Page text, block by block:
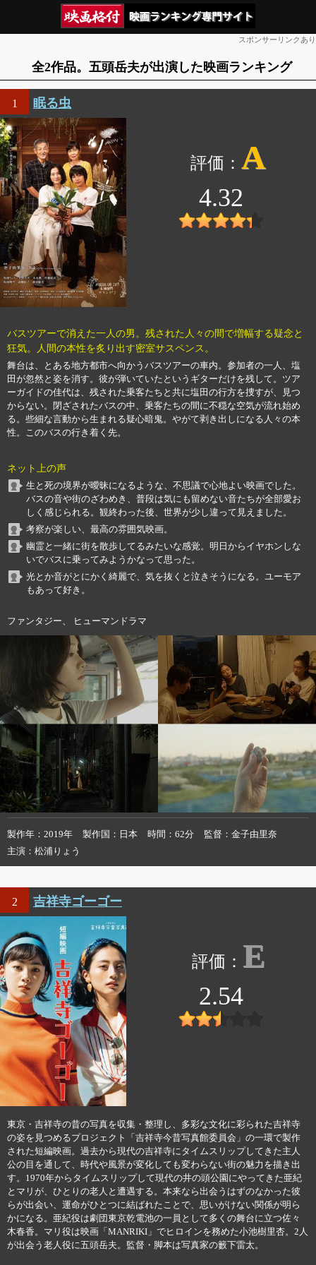
スポンサーリンクあり
全2作品。五頭岳夫が出演した映画ランキング
1 眠る虫
A
4.32
バスツアーで消えた一人の男。残された人々の間で増幅する疑念と
狂気。人間の本性を炙り出す密室サスペンス。
舞台は、とある地方都市へ向かうバスツアーの車内。参加者の一人、塩
田が忽然と姿を消す。彼が弾いていたというギターだけを残して。ツア
ーガイドの佳代は、残された乗客たちと共に塩田の行方を捜すが、見つ
からない。閉ざされたバスの中、乗客たちの間に不穏な空気が流れ始め
る。些細な言動から生まれる疑心暗鬼。やがて剥き出しになる人々の本
性。このバスの行き着く先。
ネット上の声
生と死の境界が曖昧になるような、不思議で心地よい映画でした。
バスの音や街のざわめき、普段は気にも留めない音たちが全部愛お
しく感じられる。観終わった後、世界が少し違って見えました。
考察が楽しい、最高の雰囲気映画。
幽霊と一緒に街を散歩してるみたいな感覚。明日からイヤホンしな
いでバスに乗ってみようかなって思った。
光とか音がとにかく綺麗で、気を抜くと泣きそうになる。ユーモア
もあって好き。
ファンタジー、 ヒューマンドラマ
製作年 2019年 製作国 日本 時間 62分 監督
金子由里奈
主演
松浦りょう
2 吉祥寺ゴーゴー
E
2.54
東京・吉祥寺の昔の写真を収集・整理し、多彩な文化に彩られた吉祥寺
の姿を見つめるプロジェクト「吉祥寺今昔写真館委員会」の一環で製作
された短編映画。過去から現代の吉祥寺にタイムスリップしてきた主人
公の目を通して、時代や風景が変化しても変わらない街の魅力を描き出
す。1970年からタイムスリップして現代の井の頭公園にやってきた亜紀
とマリが、ひとりの老人と遭遇する。本来なら出会うはずのなかった彼
らが出会い、運命がひとつに結ばれたことで、思いがけない関係が明ら
かになる。亜紀役は劇団東京乾電池の一員として多くの舞台に立つ佐々
木春香。マリ役は映画「MANRIKI」でヒロインを務めた小池樹里杏。2人
が出会う老人役に五頭岳夫。監督・脚本は写真家の籔下雷太。